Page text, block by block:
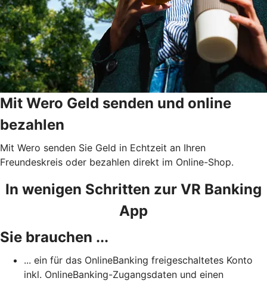
Mit Wero Geld senden und online
bezahlen
Mit Wero senden Sie Geld in Echtzeit an Ihren
Freundeskreis oder bezahlen direkt im Online-Shop.
In wenigen Schritten zur VR Banking
App
Sie brauchen ...
... ein für das OnlineBanking freigeschaltetes Konto
inkl. OnlineBanking-Zugangsdaten und einen